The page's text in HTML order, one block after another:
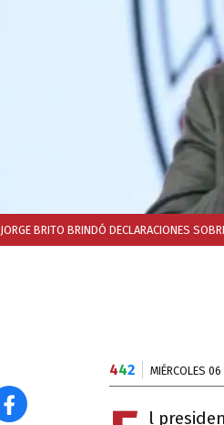
JORGE BRITO BRINDÓ DECLARACIONES
442 MIÉRCOLES
l